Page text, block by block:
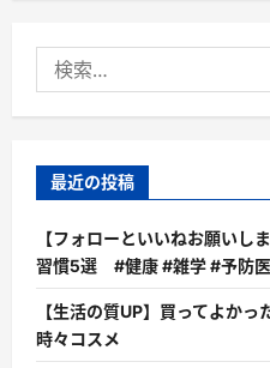
索:
最近の投稿
【フォローといいねお願いし
習慣5選 #健康 #雑学 #予防
【生活の質UP】買ってよかっ
時々コスメ